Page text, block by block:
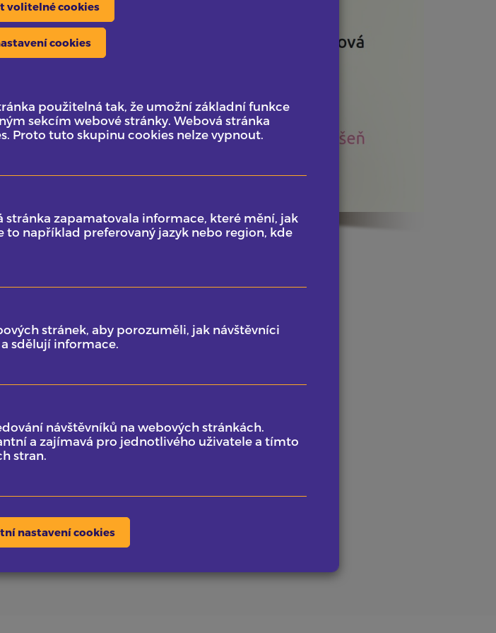
30 10
- Responsivní
- Administrace
volitelné cookies
cookies
použitelná tak, že umožní základní funkce
sekcím webové stránky. Webová stránka
Proto tuto skupinu cookies nelze vypnout.
zapamatovala informace, které mění, jak
to například preferovaný jazyk nebo region, kde
stránek, aby porozuměli, jak návštěvníci
sdělují informace.
návštěvníků na webových stránkách.
a zajímavá pro jednotlivého uživatele a tímto
stran.
nastavení cookies